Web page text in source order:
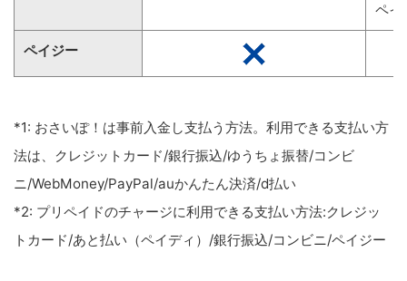
ペイ
ペイジー
*1: おさいぽ！は事前入金し支払う方法。利用できる支払い方
法は、クレジットカード/銀行振込/ゆうちょ振替/コンビ
ニ/WebMoney/PayPal/auかんたん決済/d払い
*2: プリペイドのチャージに利用できる支払い方法:クレジッ
トカード/あと払い（ペイディ）/銀行振込/コンビニ/ペイジー